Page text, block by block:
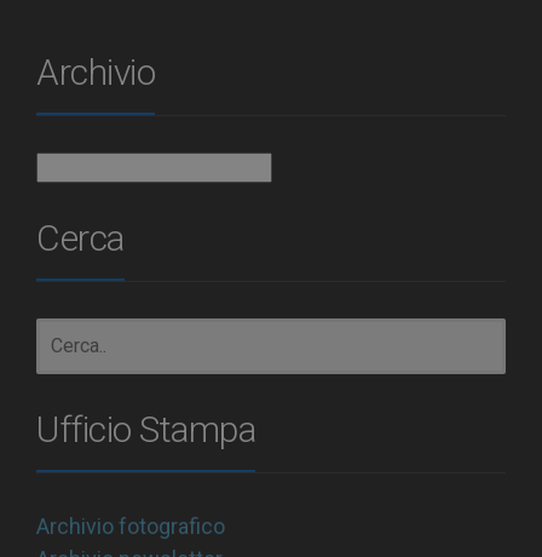
Archivio
Cerca
Ufficio Stampa
Archivio fotografico